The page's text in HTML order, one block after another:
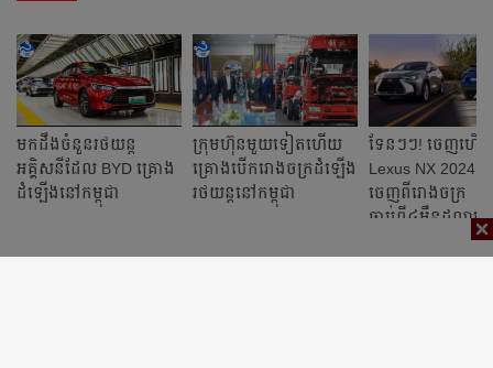
មកដឹងចំនួនរថយន្ត
អគ្គិសនី​ដែល BYD គ្រោង​
ដំឡើង​នៅកម្ពុជា
ក្រុមហ៊ុនមួយទៀតហើយ
គ្រោងបើករោងចក្រ​ដំឡើង​
រថយន្តនៅកម្ពុជា
ទែនៗៗ! ចេញហើ
Lexus NX 2024 ត
ចេញពីរោងចក្រ
ចាប់ពី៤ម៉ឺនដុល្លារ